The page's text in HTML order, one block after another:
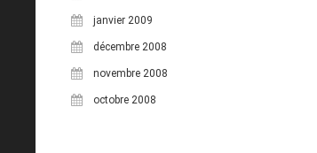
janvier 2009
décembre 2008
novembre 2008
octobre 2008